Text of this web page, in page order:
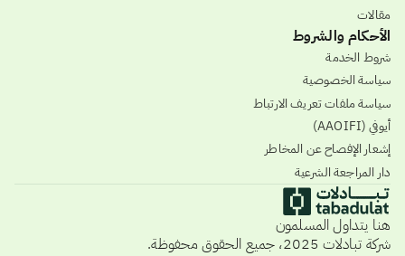
مقالات
الأحكام والشروط
شروط الخدمة
سياسة الخصوصية
سياسة ملفات تعريف الارتباط
أيوفي (AAOIFI)
إشعار الإفصاح عن المخاطر
دار المراجعة الشرعية
هنا يتداول المسلمون
شركة تبادلات 2025، جميع الحقوق محفوظة.